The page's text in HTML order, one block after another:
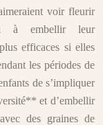
voir fleurir
à embellir leur
efficaces si elles
les périodes de
de s’impliquer
et d’embellir
des graines de